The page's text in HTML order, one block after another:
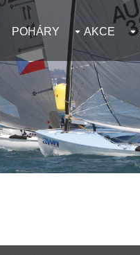
POHÁRY AKCE